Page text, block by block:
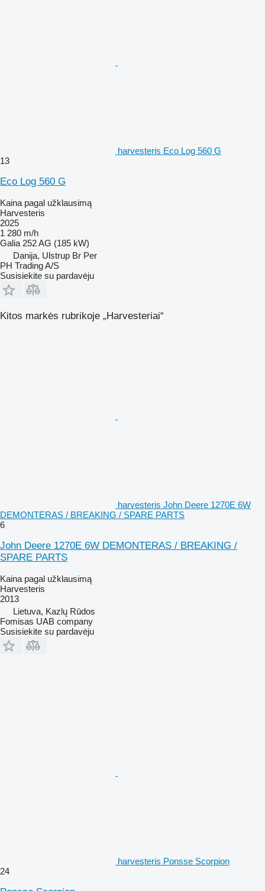
harvesteris Eco Log 560 G
13
Eco Log 560 G
Kaina pagal užklausimą
Harvesteris
2025
1 280 m/h
Galia 252 AG (185 kW)
Danija, Ulstrup Br Per
PH Trading A/S
Susisiekite su pardavėju
Kitos markės rubrikoje „Harvesteriai“
harvesteris John Deere 1270E 6W
DEMONTERAS / BREAKING / SPARE PARTS
6
John Deere 1270E 6W DEMONTERAS / BREAKING /
SPARE PARTS
Kaina pagal užklausimą
Harvesteris
2013
Lietuva, Kazlų Rūdos
Fomisas UAB company
Susisiekite su pardavėju
harvesteris Ponsse Scorpion
24